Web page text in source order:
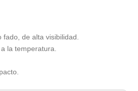
de alta visibilidad.
la temperatura.